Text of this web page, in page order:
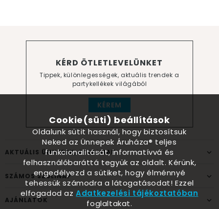
KÉRD ÖTLETLEVELÜNKET
Tippek, különlegességek, aktuális trendek a
partykellékek világából
KÉREM
AKTUÁLIS ÜNNEPEK, ALKALMAK
SZÁMOS SZÜLINAP
AJÁNLATOK
Cookie(süti) beállítások
Oldalunk sütit használ, hogy biztosítsuk
Neked az Ünnepek Áruháza® teljes
funkcionalitását, informatívvá és
felhasználóbaráttá tegyük az oldalt. Kérünk,
engedélyezd a sütiket, hogy élménnyé
tehessük számodra a látogatásodat! Ezzel
elfogadod azAdatkezelési tájékoztatóban
foglaltakat.